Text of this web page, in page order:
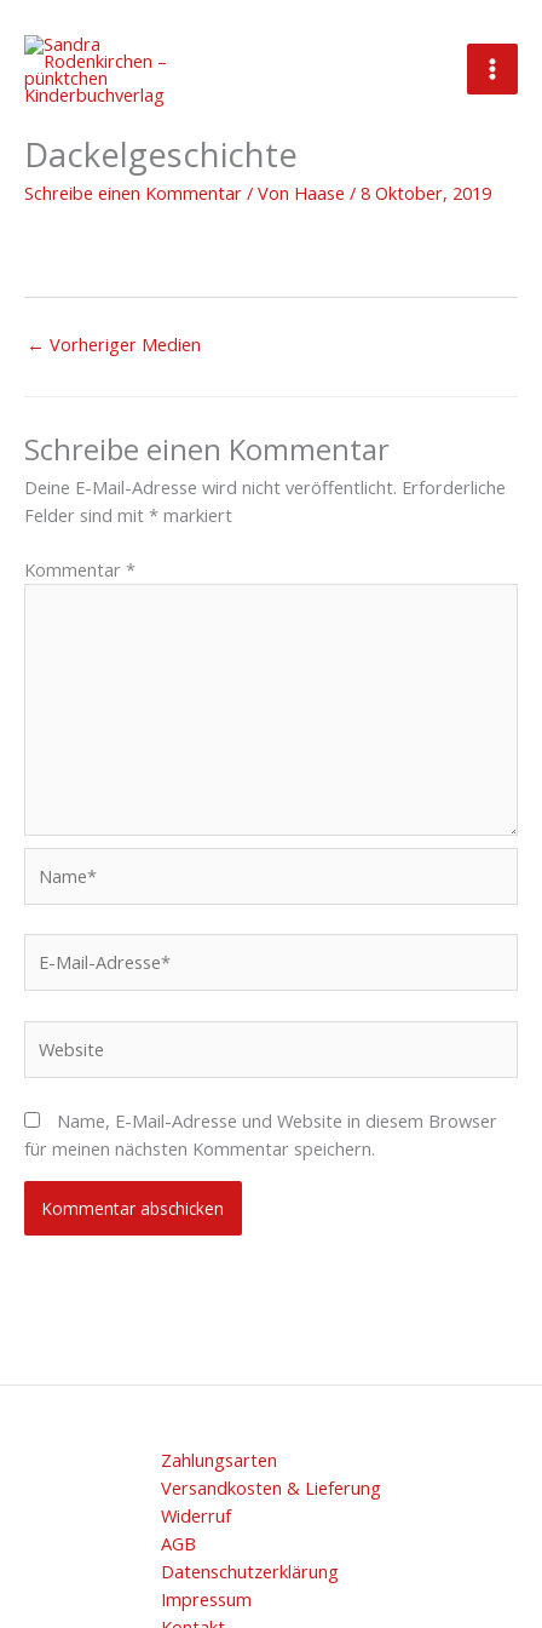
Inhalt
springen
Brunooo—Eine-diebische-
Dackelgeschichte
Schreibe einen Kommentar / Von Haase / 8 Oktober, 2019
← Vorheriger Medien
Schreibe einen Kommentar
Deine E-Mail-Adresse wird nicht veröffentlicht. Erforderliche
Felder sind mit * markiert
Kommentar *
Mail-
Name, E-Mail-Adresse und Website in diesem Browser
für meinen nächsten Kommentar speichern.
Zahlungsarten
Versandkosten & Lieferung
Widerruf
AGB
Datenschutzerklärung
Impressum